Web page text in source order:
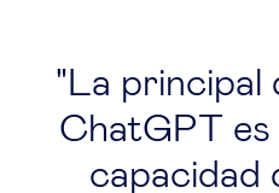
La principal
ChatGPT es
capacidad